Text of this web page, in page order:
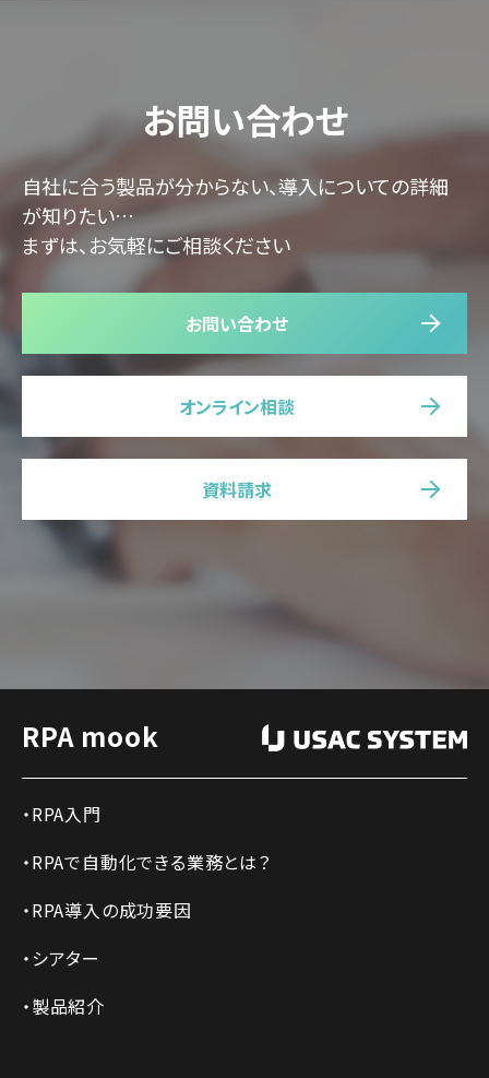
お問い合わせ
自社に合う製品が分からない、導入についての詳細
が知りたい…
まずは、お気軽にご相談ください
お問い合わせ
オンライン相談
資料請求
RPA mook
RPA入門
RPAで自動化できる業務とは？
RPA導入の成功要因
シアター
製品紹介